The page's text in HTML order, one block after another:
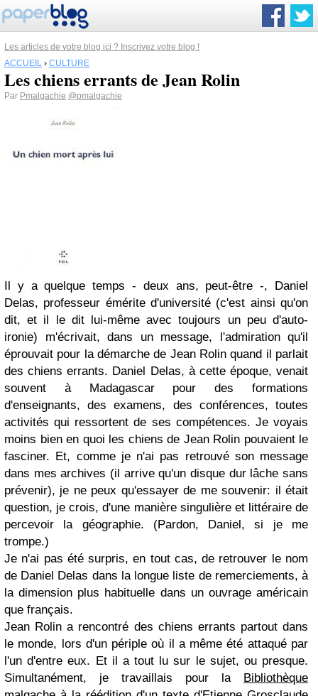
Les articles de votre blog ici ? Inscrivez votre blog !
ACCUEIL › CULTURE
Les chiens errants de Jean Rolin
Par Pmalgachie @pmalgachie
Il y a quelque temps - deux ans, peut-être -, Daniel
Delas, professeur émérite d'université (c'est ainsi qu'on
dit, et il le dit lui-même avec toujours un peu d'auto-
ironie) m'écrivait, dans un message, l'admiration qu'il
éprouvait pour la démarche de Jean Rolin quand il parlait
des chiens errants. Daniel Delas, à cette époque, venait
souvent à Madagascar pour des formations
d'enseignants, des examens, des conférences, toutes
activités qui ressortent de ses compétences. Je voyais
moins bien en quoi les chiens de Jean Rolin pouvaient le
fasciner. Et, comme je n'ai pas retrouvé son message
dans mes archives (il arrive qu'un disque dur lâche sans
prévenir), je ne peux qu'essayer de me souvenir: il était
question, je crois, d'une manière singulière et littéraire de
percevoir la géographie. (Pardon, Daniel, si je me
trompe.)
Je n'ai pas été surpris, en tout cas, de retrouver le nom
de Daniel Delas dans la longue liste de remerciements, à
la dimension plus habituelle dans un ouvrage américain
que français.
Jean Rolin a rencontré des chiens errants partout dans
le monde, lors d'un périple où il a même été attaqué par
l'un d'entre eux. Et il a tout lu sur le sujet, ou presque.
Simultanément, je travaillais pour la Bibliothèque